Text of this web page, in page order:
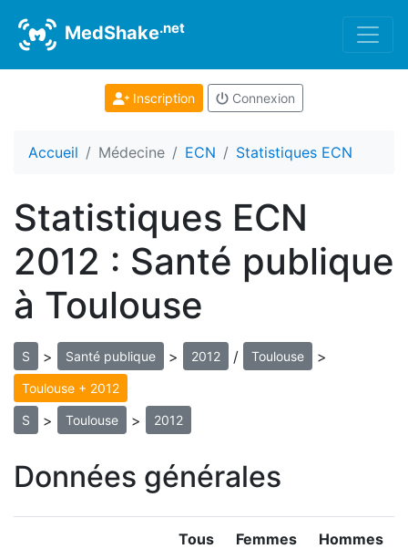
MedShake.net
Inscription Connexion
Accueil Médecine ECN Statistiques ECN
Statistiques ECN
2012 : Santé publique
à Toulouse
S > Santé publique > 2012 / Toulouse >
Toulouse + 2012
S > Toulouse > 2012
Données générales
Tous Femmes Hommes